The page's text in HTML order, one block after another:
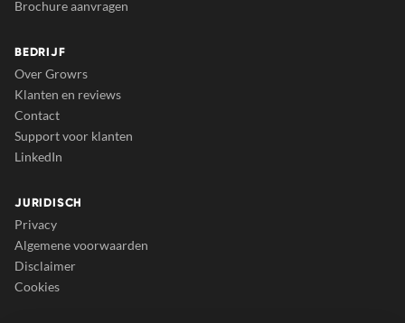
Brochure aanvragen
BEDRIJF
Over Growrs
Klanten en reviews
Contact
Support voor klanten
LinkedIn
JURIDISCH
Privacy
Algemene voorwaarden
Disclaimer
Cookies